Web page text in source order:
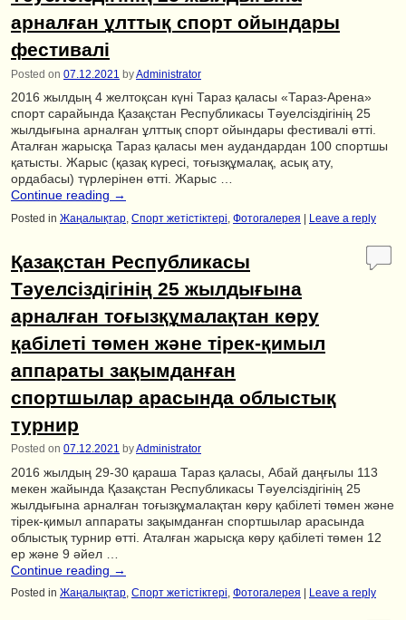
арналған ұлттық спорт ойындары
фестивалі
Posted on 07.12.2021 byAdministrator
2016 жылдың 4 желтоқсан күні Тараз қаласы «Тараз-Арена»
спорт сарайында Қазақстан Республикасы Тәуелсіздігінің 25
жылдығына арналған ұлттық спорт ойындары фестивалі өтті.
Аталған жарысқа Тараз қаласы мен аудандардан 100 спортшы
қатысты. Жарыс (қазақ күресі, тоғызқұмалақ, асық ату,
ордабасы) түрлерінен өтті. Жарыс …
Continue reading →
Posted in Жаңалықтар Спорт жетістіктері Фотогалерея Leave a reply
Қазақстан Республикасы
Тәуелсіздігінің 25 жылдығына
арналған тоғызқұмалақтан көру
қабілеті төмен және тірек-қимыл
аппараты зақымданған
спортшылар арасында облыстық
турнир
Posted on 07.12.2021 byAdministrator
2016 жылдың 29-30 қараша Тараз қаласы, Абай даңғылы 113
мекен жайында Қазақстан Республикасы Тәуелсіздігінің 25
жылдығына арналған тоғызқұмалақтан көру қабілеті төмен және
тірек-қимыл аппараты зақымданған спортшылар арасында
облыстық турнир өтті. Аталған жарысқа көру қабілеті төмен 12
ер және 9 әйел …
Continue reading →
Posted in Жаңалықтар Спорт жетістіктері Фотогалерея Leave a reply